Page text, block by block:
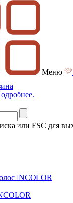
Меню
или ESC для
INCOLOR